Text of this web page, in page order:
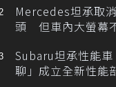
Mercedes坦承取
頭 但車內大螢幕
Subaru坦承性能車
聊」成立全新性能